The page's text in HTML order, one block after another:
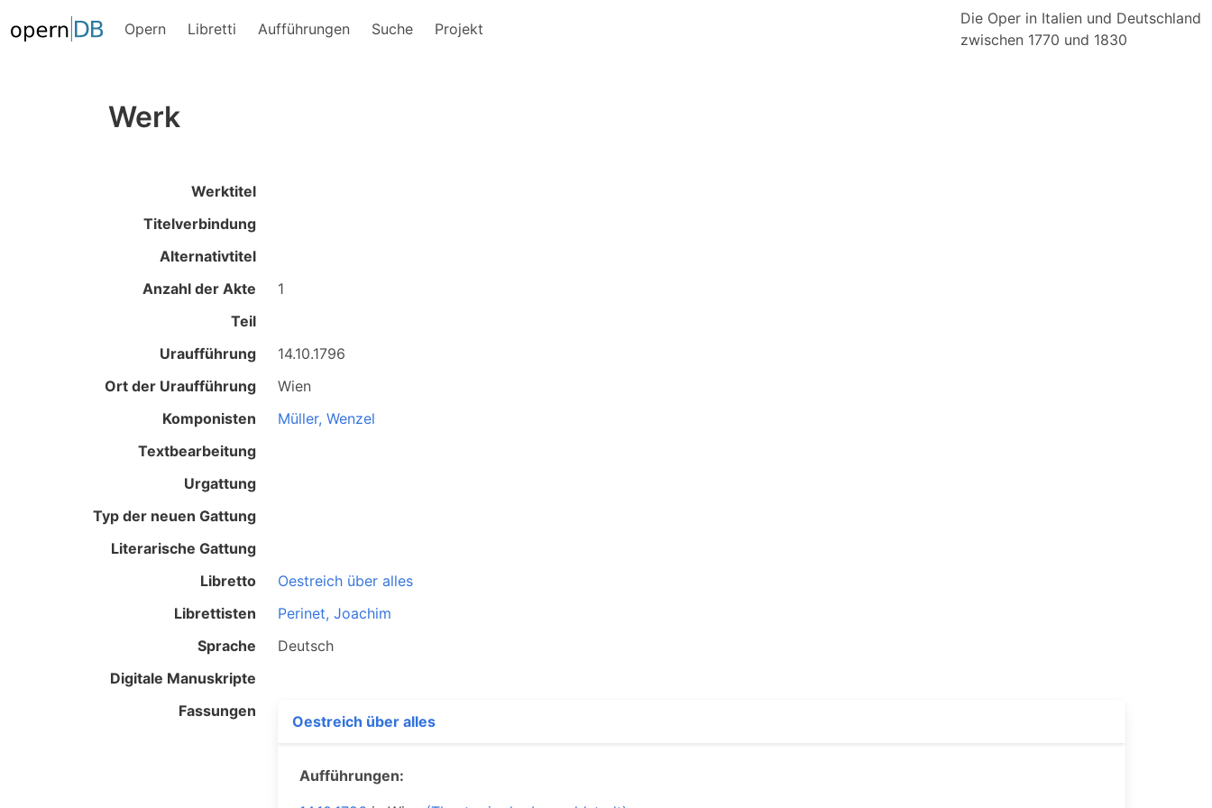
Opern Libretti Aufführungen Suche Projekt
Die Oper in Italien und Deutschland
zwischen 1770 und 1830
Werk
Werktitel
Titelverbindung
Alternativtitel
Anzahl der Akte
1
Teil
Uraufführung
14.10.1796
Ort der Uraufführung
Wien
Komponisten
Müller, Wenzel
Textbearbeitung
Urgattung
Typ der neuen Gattung
Literarische Gattung
Libretto
Oestreich über alles
Librettisten
Perinet, Joachim
Sprache
Deutsch
Digitale Manuskripte
Fassungen
Oestreich über alles
Aufführungen: